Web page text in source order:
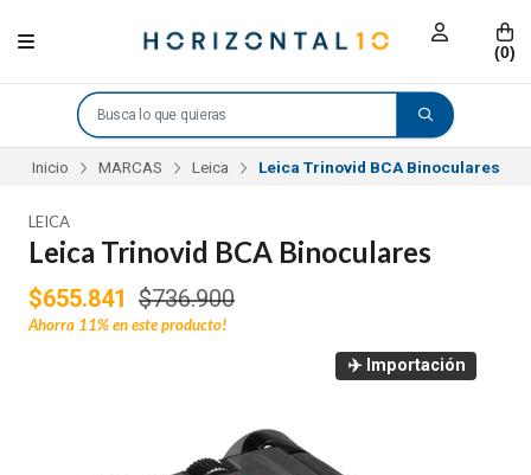
(0)
Inicio MARCAS Leica Leica Trinovid BCA Binoculares
LEICA
Leica Trinovid BCA Binoculares
$655.841 $736.900
Ahorra 11%en este producto!
✈️ Importación